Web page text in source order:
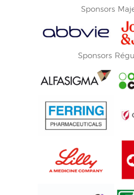
Sponsors
Sponsors